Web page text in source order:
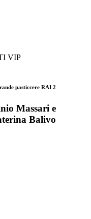
VIP
pasticcere RAI 2
Massari e
Balivo